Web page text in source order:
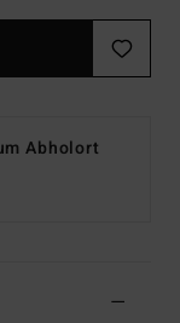
Abholort